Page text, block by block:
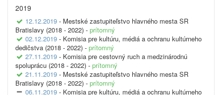
2019
12.12.2019 - Mestské zastupiteľstvo hlavného mesta SR
Bratislavy (2018 - 2022) - prítomný
02.12.2019 - Komisia pre kultúru, médiá a ochranu kultúrneho
dedičstva (2018 - 2022) - prítomný
27.11.2019 - Komisia pre cestovný ruch a medzinárodnú
spoluprácu (2018 - 2022) - prítomný
21.11.2019 - Mestské zastupiteľstvo hlavného mesta SR
Bratislavy (2018 - 2022) - prítomný
06.11.2019 - Komisia pre kultúru, médiá a ochranu kultúrneho